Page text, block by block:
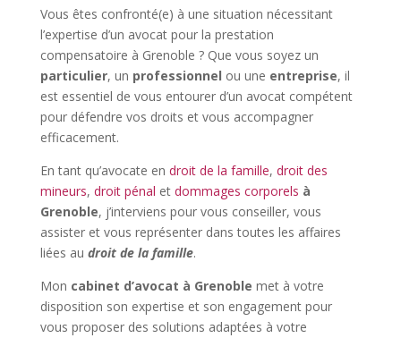
Vous êtes confronté(e) à une situation nécessitant
l’expertise d’un avocat pour la prestation
compensatoire à Grenoble ? Que vous soyez un
particulier, un professionnel ou une entreprise, il
est essentiel de vous entourer d’un avocat compétent
pour défendre vos droits et vous accompagner
efficacement.
En tant qu’avocate en droit de la famille, droit des
mineurs, droit pénal et dommages corporels à
Grenoble, j’interviens pour vous conseiller, vous
assister et vous représenter dans toutes les affaires
liées au droit de la famille.
Mon cabinet d’avocat à Grenoble met à votre
disposition son expertise et son engagement pour
vous proposer des solutions adaptées à votre